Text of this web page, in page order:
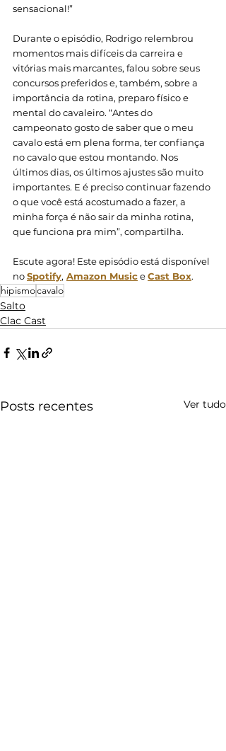
sensacional!”
Durante o episódio, Rodrigo relembrou
momentos mais difíceis da carreira e
vitórias mais marcantes, falou sobre seus
concursos preferidos e, também, sobre a
importância da rotina, preparo físico e
mental do cavaleiro. “Antes do
campeonato gosto de saber que o meu
cavalo está em plena forma, ter confiança
no cavalo que estou montando. Nos
últimos dias, os últimos ajustes são muito
importantes. E é preciso continuar fazendo
o que você está acostumado a fazer, a
minha força é não sair da minha rotina,
que funciona pra mim”, compartilha.
Escute agora! Este episódio está disponível
no Spotify, Amazon Music e Cast Box.
hipismocavalo
Salto
Clac Cast
Posts recentes Ver tudo